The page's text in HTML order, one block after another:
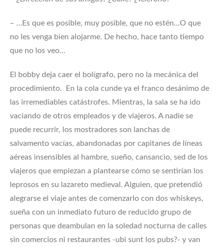
– …Es que es posible, muy posible, que no estén…O que
no les venga bien alojarme. De hecho, hace tanto tiempo
que no los veo…
El bobby deja caer el bolígrafo, pero no la mecánica del
procedimiento. En la cola cunde ya el franco desánimo de
las irremediables catástrofes. Mientras, la sala se ha ido
vaciando de otros empleados y de viajeros. A nadie se
puede recurrir, los mostradores son lanchas de
salvamento vacías, abandonadas por capitanes de líneas
aéreas insensibles al hambre, sueño, cansancio, sed de los
viajeros que empiezan a plantearse cómo se sentirían los
leprosos en su lazareto medieval. Alguien, que pretendió
alegrarse el viaje antes de comenzarlo con dos whiskeys,
sueña con un inmediato futuro de reducido grupo de
personas que deambulan en la soledad nocturna de calles
sin comercios ni restaurantes -ubi sunt los pubs?- y van